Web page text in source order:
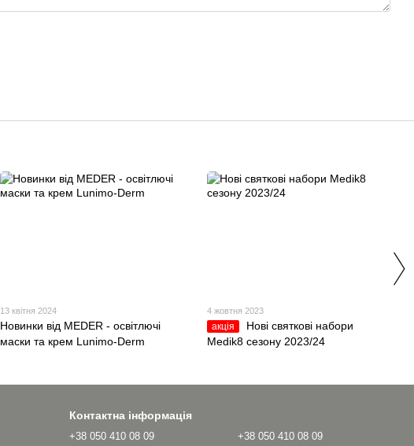
13 квітня 2024
Новинки від MEDER - освітлючі
маски та крем Lunimo-Derm
4 жовтня 2023
акція
Нові святкові набори
Medik8 сезону 2023/24
Контактна інформація
+38 050 410 08 09 +38 050 410 08 09